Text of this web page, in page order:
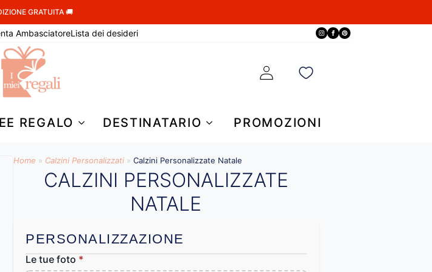
GRATUITA 🚚
AmbasciatoreLista dei desideri
REGALO DESTINATARIO PROMOZIONI
Home » Calzini Personalizzati » Calzini Personalizzate Natale
CALZINI PERSONALIZZATE
NATALE
PERSONALIZZAZIONE
Le tue foto *